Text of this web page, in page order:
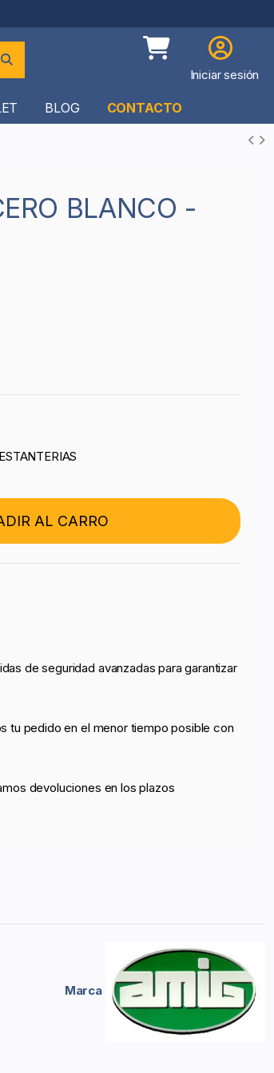
Iniciar sesión
BLOG CONTACTO
AL CARRO
de seguridad avanzadas para garantizar
tu pedido en el menor tiempo posible con
devoluciones en los plazos
Marca